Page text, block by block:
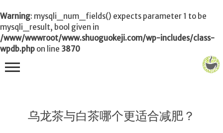
Warning: mysqli_num_fields() expects parameter 1 to be
mysqli_result, bool given in
/www/wwwroot/www.shuoguokeji.com/wp-includes/class-
wpdb.php on line 3870
乌龙茶与白茶哪个更适合减肥？
首页